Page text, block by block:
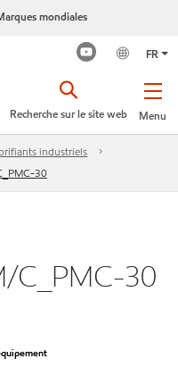
mondiales
FR
Menu
Recherche sur le site web
industriels
30
C_PMC-30